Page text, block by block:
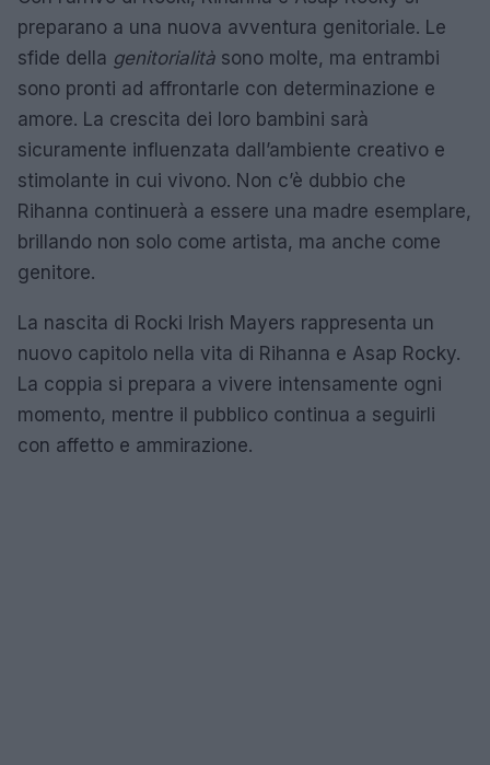
preparano a una nuova avventura genitoriale. Le
sfide della genitorialità sono molte, ma entrambi
sono pronti ad affrontarle con determinazione e
amore. La crescita dei loro bambini sarà
sicuramente influenzata dall’ambiente creativo e
stimolante in cui vivono. Non c’è dubbio che
Rihanna continuerà a essere una madre esemplare,
brillando non solo come artista, ma anche come
genitore.
La nascita di Rocki Irish Mayers rappresenta un
nuovo capitolo nella vita di Rihanna e Asap Rocky.
La coppia si prepara a vivere intensamente ogni
momento, mentre il pubblico continua a seguirli
con affetto e ammirazione.